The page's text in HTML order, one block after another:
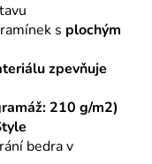
s plochým
zpevňuje
210 g/m2)
bedra v